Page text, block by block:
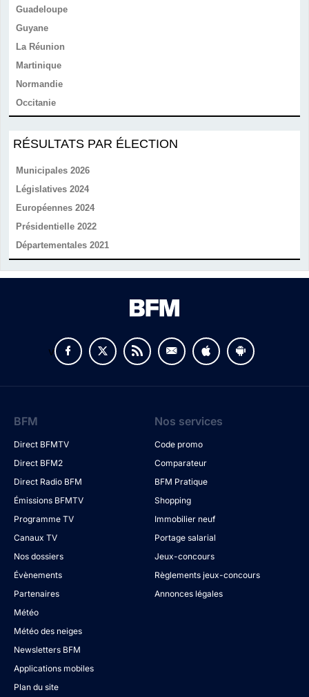
Guadeloupe
Guyane
La Réunion
Martinique
Normandie
Occitanie
RÉSULTATS PAR ÉLECTION
Municipales 2026
Législatives 2024
Européennes 2024
Présidentielle 2022
Départementales 2021
v
BFM
Direct BFMTV
Direct BFM2
Direct Radio BFM
Émissions BFMTV
Programme TV
Canaux TV
Nos dossiers
Évènements
Partenaires
Météo
Météo des neiges
Newsletters BFM
Applications mobiles
Plan du site
Nos services
Code promo
Comparateur
BFM Pratique
Shopping
Immobilier neuf
Portage salarial
Jeux-concours
Règlements jeux-concours
Annonces légales